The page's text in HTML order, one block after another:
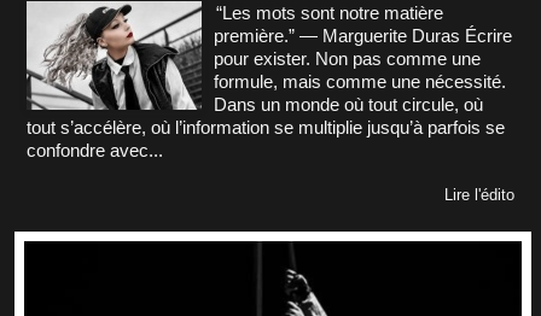
“Les mots sont notre matière
première.” — Marguerite Duras Écrire
pour exister. Non pas comme une
formule, mais comme une nécessité.
Dans un monde où tout circule, où
tout s’accélère, où l’information se multiplie jusqu’à parfois se
confondre avec...
Lire l'édito